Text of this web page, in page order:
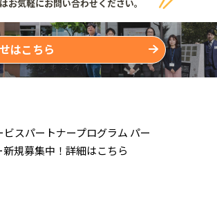
お気軽にお問い合わせください。
はこちら